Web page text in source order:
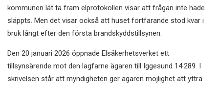
kommunen lät ta fram elprotokollen visar att frågan inte hade
släppts. Men det visar också att huset fortfarande stod kvar i
bruk långt efter den första brandskyddstillsynen.
Den 20 januari 2026 öppnade Elsäkerhetsverket ett
tillsynsärende mot den lagfarne ägaren till Iggesund 14:289. I
skrivelsen står att myndigheten ger ägaren möjlighet att yttra